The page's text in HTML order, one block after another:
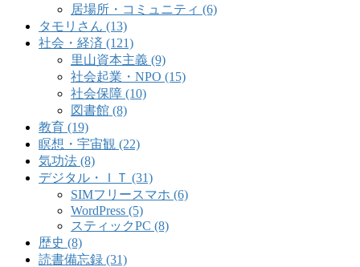
居場所・コミュニティ (6)
タモリさん (13)
社会・経済 (121)
里山資本主義 (9)
社会起業・NPO (15)
社会保障 (10)
図書館 (8)
教育 (19)
瞑想・宇宙観 (22)
気功法 (8)
デジタル・ＩＴ (31)
SIMフリースマホ (6)
WordPress (5)
スティックPC (8)
歴史 (8)
読書備忘録 (31)